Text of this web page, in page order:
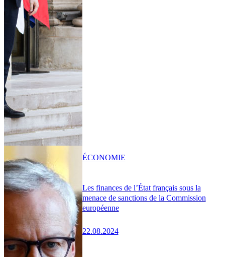
Les finances de l’État français sous la
menace de sanctions de la Commission
européenne
22.08.2024
ÉCONOMIE